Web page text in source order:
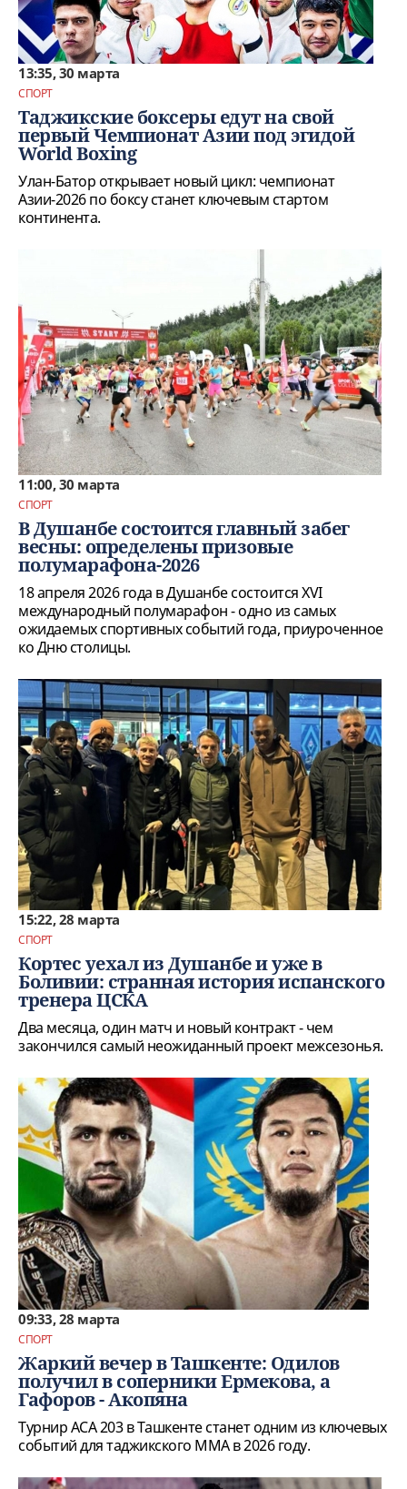
13:35, 30 марта
СПОРТ
Таджикские боксеры едут на свой
первый Чемпионат Азии под эгидой
World Boxing
Улан-Батор открывает новый цикл: чемпионат
Азии-2026 по боксу станет ключевым стартом
континента.
11:00, 30 марта
СПОРТ
В Душанбе состоится главный забег
весны: определены призовые
полумарафона-2026
18 апреля 2026 года в Душанбе состоится XVI
международный полумарафон - одно из самых
ожидаемых спортивных событий года, приуроченное
ко Дню столицы.
15:22, 28 марта
СПОРТ
Кортес уехал из Душанбе и уже в
Боливии: странная история испанского
тренера ЦСКА
Два месяца, один матч и новый контракт - чем
закончился самый неожиданный проект межсезонья.
09:33, 28 марта
СПОРТ
Жаркий вечер в Ташкенте: Одилов
получил в соперники Ермекова, а
Гафоров - Акопяна
Турнир ACA 203 в Ташкенте станет одним из ключевых
событий для таджикского ММА в 2026 году.